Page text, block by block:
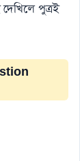
পুত্ৰই